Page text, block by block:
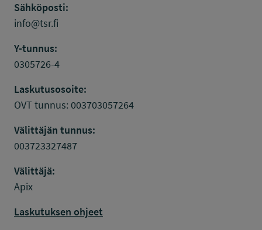
Sähköposti:
info@tsr.fi
Y-tunnus:
0305726-4
Laskutusosoite:
OVT tunnus: 003703057264
Välittäjän tunnus:
003723327487
Välittäjä:
Apix
Laskutuksen ohjeet